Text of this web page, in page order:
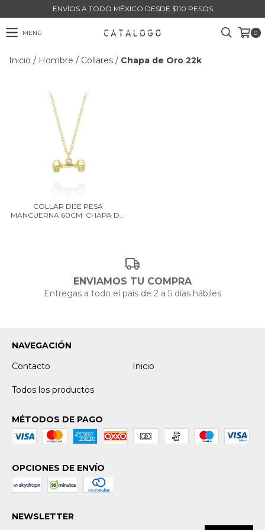
ENVÍOS A TODO MÉXICO DESDE $110 PESOS
MENÚ 0
Inicio / Hombre / Collares / Chapa de Oro 22k
COLLAR DIJE PESA
MANCUERNA 60CM. CHAPA D...
ENVIAMOS TU COMPRA
Entregas a todo el país de 2 a 5 días hábiles
NAVEGACIÓN
Contacto
Inicio
Todos los productos
MÉTODOS DE PAGO
OPCIONES DE ENVÍO
NEWSLETTER